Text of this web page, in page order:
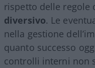
rispetto delle regole
diversivo. Le
nella gestione
quanto successo
controlli interni non